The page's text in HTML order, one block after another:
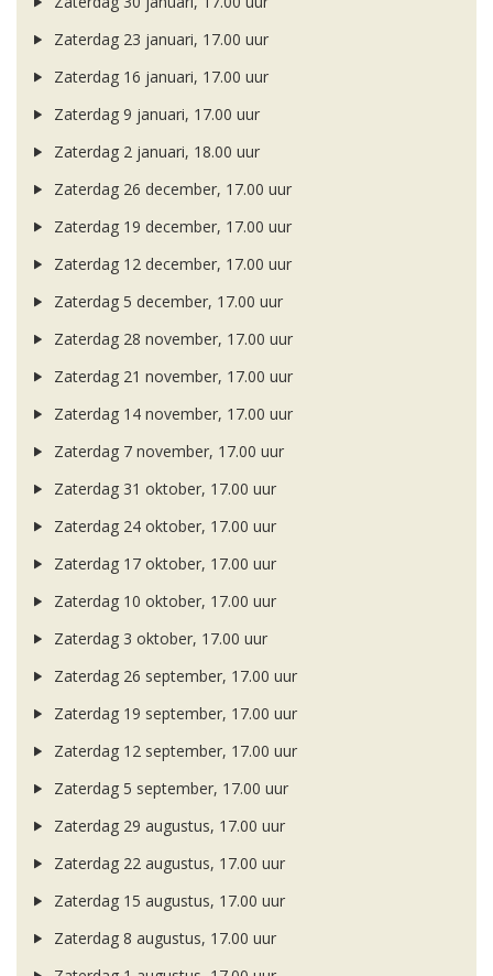
Zaterdag 23 januari, 17.00 uur
Zaterdag 16 januari, 17.00 uur
Zaterdag 9 januari, 17.00 uur
Zaterdag 2 januari, 18.00 uur
Zaterdag 26 december, 17.00 uur
Zaterdag 19 december, 17.00 uur
Zaterdag 12 december, 17.00 uur
Zaterdag 5 december, 17.00 uur
Zaterdag 28 november, 17.00 uur
Zaterdag 21 november, 17.00 uur
Zaterdag 14 november, 17.00 uur
Zaterdag 7 november, 17.00 uur
Zaterdag 31 oktober, 17.00 uur
Zaterdag 24 oktober, 17.00 uur
Zaterdag 17 oktober, 17.00 uur
Zaterdag 10 oktober, 17.00 uur
Zaterdag 3 oktober, 17.00 uur
Zaterdag 26 september, 17.00 uur
Zaterdag 19 september, 17.00 uur
Zaterdag 12 september, 17.00 uur
Zaterdag 5 september, 17.00 uur
Zaterdag 29 augustus, 17.00 uur
Zaterdag 22 augustus, 17.00 uur
Zaterdag 15 augustus, 17.00 uur
Zaterdag 8 augustus, 17.00 uur